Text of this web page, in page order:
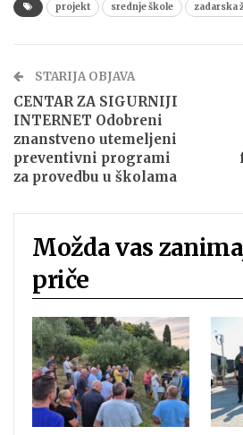
projekt srednje škole zadarska
STARIJA OBJAVA
CENTAR ZA SIGURNIJI
INTERNET Odobreni
znanstveno utemeljeni
preventivni programi
za provedbu u školama
Možda vas
priče